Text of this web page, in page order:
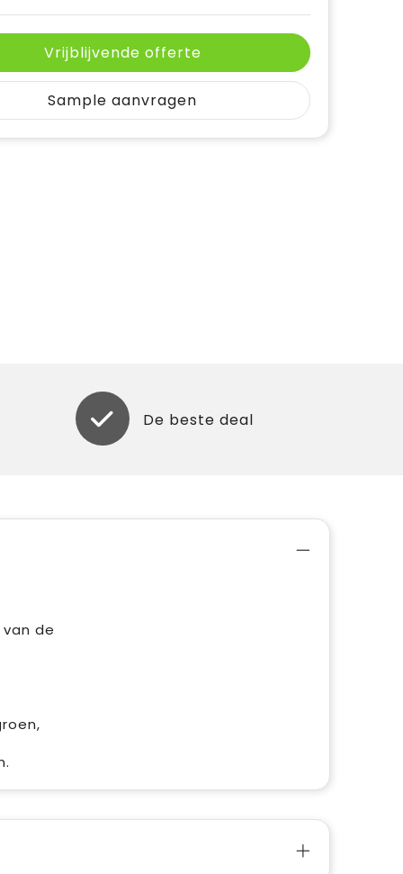
Vrijblijvende offerte
Sample aanvragen
De beste deal
de